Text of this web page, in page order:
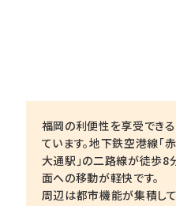
福岡の利便性を享受でき
ています。地下鉄空港線「
大通駅」の二路線が徒歩8
面への移動が軽快です。
周辺は都市機能が集積し